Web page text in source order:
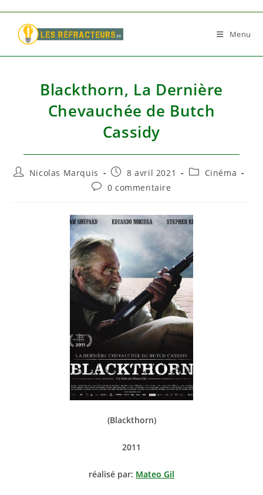
content
Menu
Blackthorn, La Dernière
Chevauchée de Butch
Cassidy
Auteur/autrice
Nicolas Marquis
Publication
publiée :
8 avril 2021
PostCinéma
Commentaires
publication :
0 commentaire
(Blackthorn)
2011
réalisé par: Mateo Gil